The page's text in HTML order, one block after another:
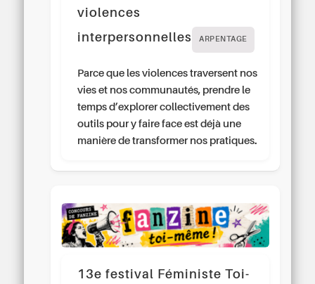
violences
interpersonnelles
ARPENTAGE
Parce que les violences traversent nos
vies et nos communautés, prendre le
temps d’explorer collectivement des
outils pour y faire face est déjà une
manière de transformer nos pratiques.
13e festival Féministe Toi-